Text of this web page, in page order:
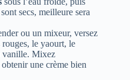
secs, meilleure sera
ou un mixeur, versez
le yaourt, le
vanille. Mixez
une crème bien